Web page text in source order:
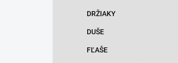
DRŽIAKY
DUŠE
FĽAŠE